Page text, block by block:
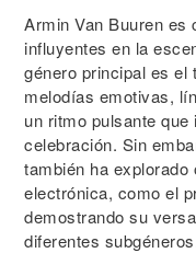
Armin Van Buuren es
influyentes en la
género principal es el
melodías emotivas,
un ritmo pulsante
celebración. Sin
también ha
electrónica, como el
demostrando su
diferentes